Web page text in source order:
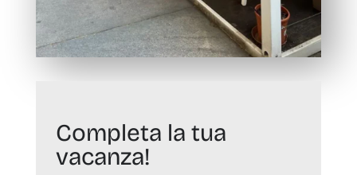
Completa la tua
vacanza!